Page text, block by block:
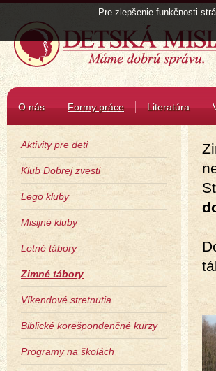
O nás Formy práce Literatúra
Aktivity pre deti
Klub Dobrej zvesti
Lego kluby
Misijné kluby
Letné tábory
Zimné tábory
Víkendové stretnutia
Biblické korešpondenčné kurzy
Programy na školách
Pre zlepšenie funkčnosti